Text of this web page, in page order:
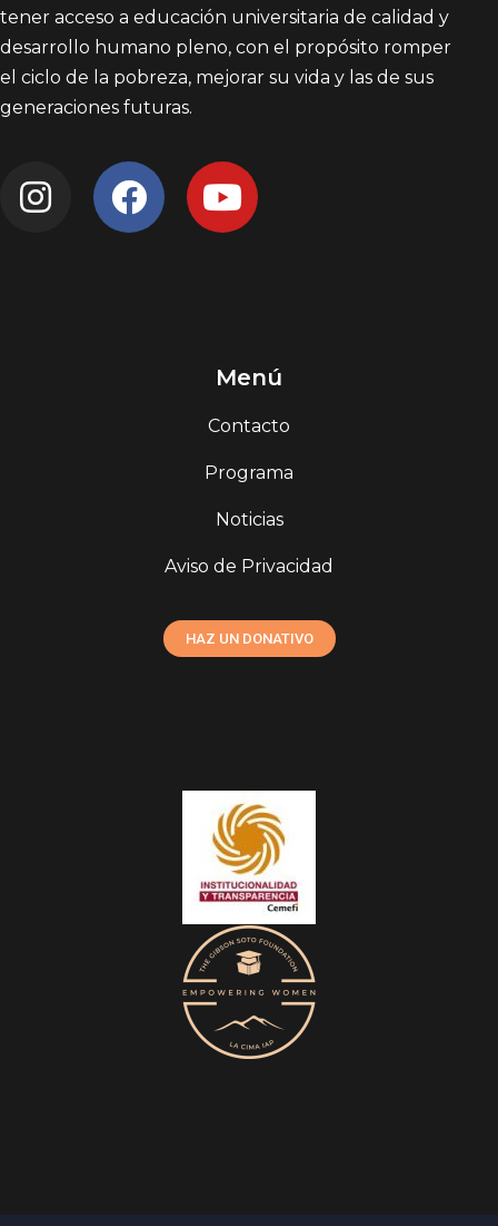
tener acceso a educación universitaria de calidad y
desarrollo humano pleno, con el propósito romper
el ciclo de la pobreza, mejorar su vida y las de sus
generaciones futuras.
Menú
Contacto
Programa
Noticias
Aviso de Privacidad
HAZ UN DONATIVO